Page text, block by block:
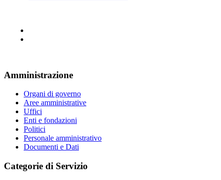
Amministrazione
Organi di governo
Aree amministrative
Uffici
Enti e fondazioni
Politici
Personale amministrativo
Documenti e Dati
Categorie di Servizio